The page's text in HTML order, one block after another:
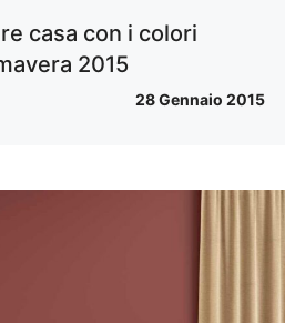
casa con i colori
2015
28 Gennaio 2015